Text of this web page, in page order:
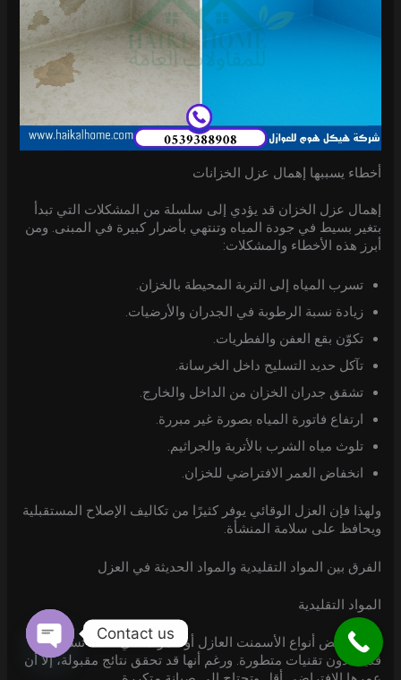
أخطاء يسببها إهمال عزل الخزانات
إهمال عزل الخزان قد يؤدي إلى سلسلة من المشكلات التي تبدأ
بتغير بسيط في جودة المياه وتنتهي بأضرار كبيرة في المبنى. ومن
أبرز هذه الأخطاء والمشكلات:
تسرب المياه إلى التربة المحيطة بالخزان.
زيادة نسبة الرطوبة في الجدران والأرضيات.
تكوّن بقع العفن والفطريات.
تآكل حديد التسليح داخل الخرسانة.
تشقق جدران الخزان من الداخل والخارج.
ارتفاع فاتورة المياه بصورة غير مبررة.
تلوث مياه الشرب بالأتربة والجراثيم.
انخفاض العمر الافتراضي للخزان.
ولهذا فإن العزل الوقائي يوفر كثيرًا من تكاليف الإصلاح المستقبلية
ويحافظ على سلامة المنشأة.
الفرق بين المواد التقليدية والمواد الحديثة في العزل
المواد التقليدية
تشمل بعض أنواع الأسمنت العازل أو المواد التي كانت تستخدم
قديمًا دون تقنيات متطورة. ورغم أنها قد تحقق نتائج مقبولة، إلا أن
Contact us
Open